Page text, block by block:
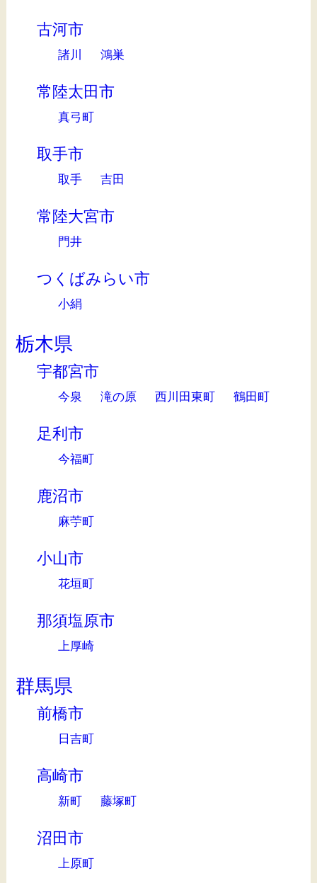
古河市
諸川 鴻巣
常陸太田市
真弓町
取手市
取手 吉田
常陸大宮市
門井
つくばみらい市
小絹
栃木県
宇都宮市
今泉 滝の原 西川田東町 鶴田町
足利市
今福町
鹿沼市
麻苧町
小山市
花垣町
那須塩原市
上厚崎
群馬県
前橋市
日吉町
高崎市
新町 藤塚町
沼田市
上原町